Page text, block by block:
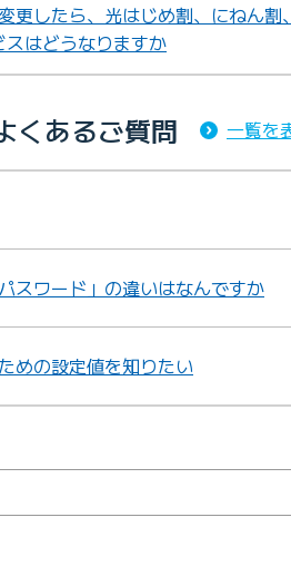
したら、光はじめ割、にねん割、
はどうなりますか
くあるご質問 一覧を
スワード」の違いはなんですか
めの設定値を知りたい